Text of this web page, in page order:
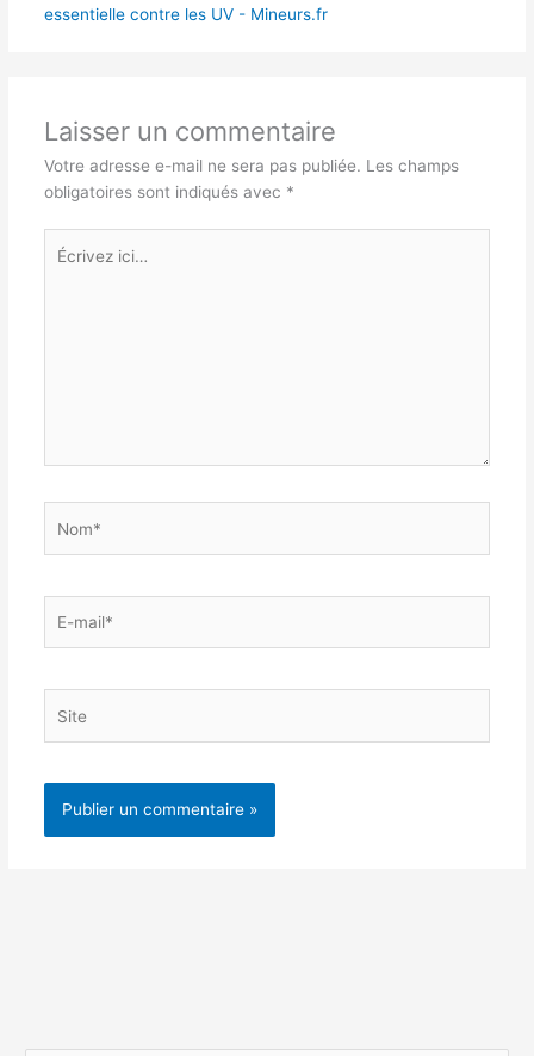
essentielle contre les UV - Mineurs.fr
Laisser un commentaire
Votre adresse e-mail ne sera pas publiée. Les champs
obligatoires sont indiqués avec *
Écrivez
ici…
mail*